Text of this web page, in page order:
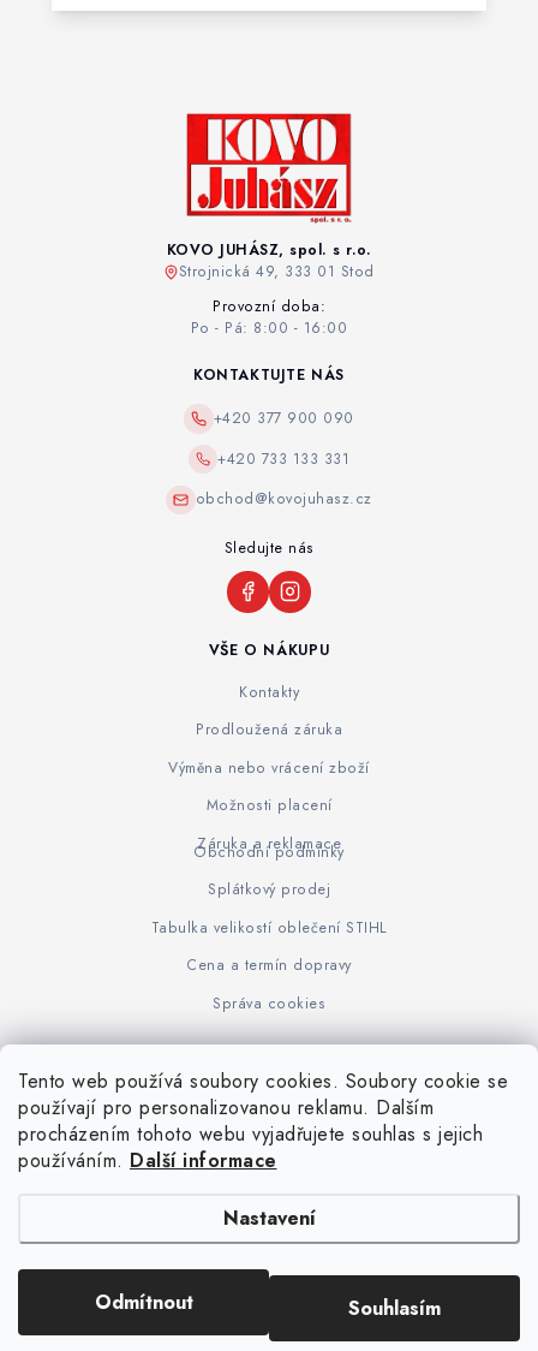
Tento web používá soubory cookies. Soubory cookie se
používají pro personalizovanou reklamu. Dalším
procházením tohoto webu vyjadřujete souhlas s jejich
používáním. Další informace
Nastavení
Odmítnout Souhlasím
KOVO JUHÁSZ, spol. s r.o.
Strojnická 49, 333 01 Stod
Provozní doba:
Po - Pá: 8:00 - 16:00
VŠE O NÁKUPU
Kontakty
Prodloužená záruka
Výměna nebo vrácení zboží
Možnosti placení
Záruka a reklamace
Obchodní podmínky
Splátkový prodej
Tabulka velikostí oblečení STIHL
Cena a termín dopravy
Správa cookies
KONTAKTUJTE NÁS
+420 377 900 090
+420 733 133 331
obchod@kovojuhasz.cz
Sledujte nás
www.KOVOJUHASZ.cz Výrobce STIHL STIHL Timbersport
Vytvořil Shoptet
iPloty.cz - PLETIVA A NÁŘADÍ. Všechna práva vyhrazena.
Upravit nastavení cookies